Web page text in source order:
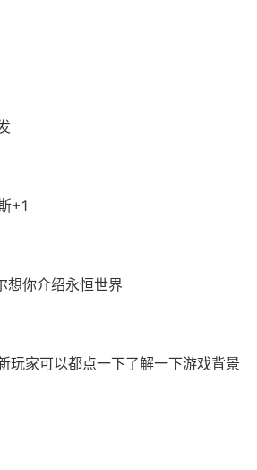
+1
想你介绍永恒世界
玩家可以都点一下了解一下游戏背景